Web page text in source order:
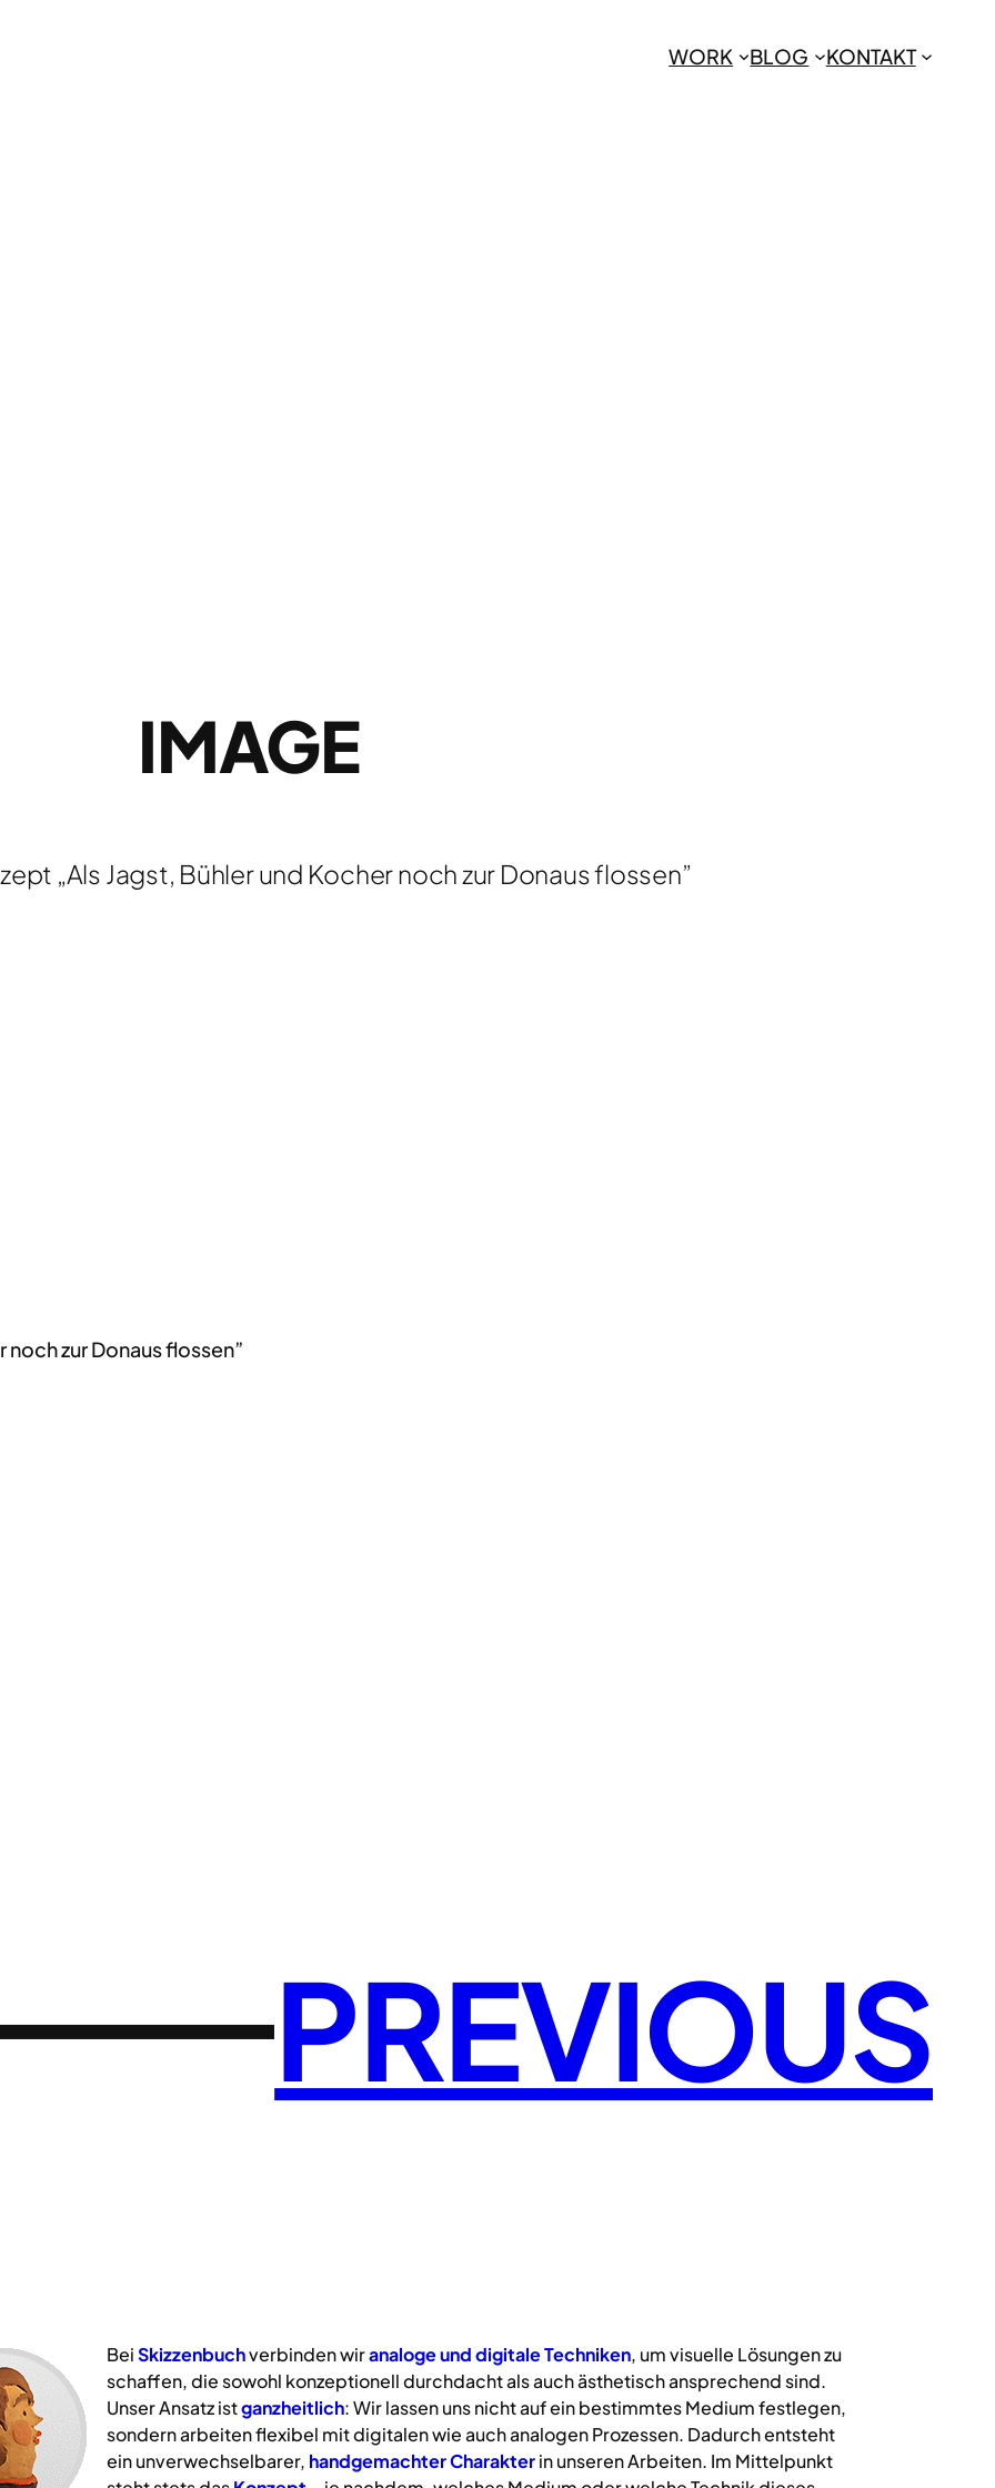
WORK BLOG KONTAKT
IMAGE
„Als Jagst, Bühler und Kocher noch zur Donaus flossen”
zur Donaus flossen”
PREVIOUS
BeiSkizzenbuchverbinden wiranalogeunddigitaleTechniken, um visuelle Lösungen zu
schaffen, die sowohl konzeptionell durchdacht als auch ästhetisch ansprechend sind.
Unser Ansatz istganzheitlich: Wir lassen uns nicht auf ein bestimmtes Medium festlegen,
sondern arbeiten flexibel mit digitalen wie auch analogen Prozessen. Dadurch entsteht
ein unverwechselbarer, handgemachter Charakterin unseren Arbeiten. Im Mittelpunkt